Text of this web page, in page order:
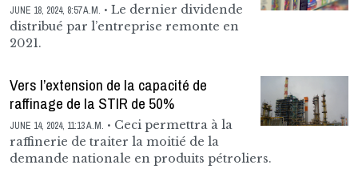
JUNE 18, 2024, 8:57 A.M.
Le dernier dividende
distribué par l’entreprise remonte en
2021.
Vers l’extension de la capacité de
raffinage de la STIR de 50%
JUNE 14, 2024, 11:13 A.M.
Ceci permettra à la
raffinerie de traiter la moitié de la
demande nationale en produits pétroliers.